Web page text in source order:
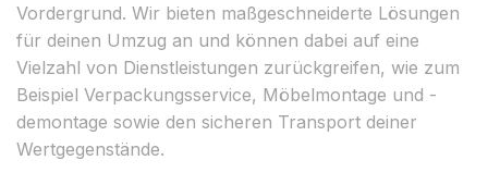
Vordergrund. Wir bieten maßgeschneiderte Lösungen
für deinen Umzug an und können dabei auf eine
Vielzahl von Dienstleistungen zurückgreifen, wie zum
Beispiel Verpackungsservice, Möbelmontage und -
demontage sowie den sicheren Transport deiner
Wertgegenstände.